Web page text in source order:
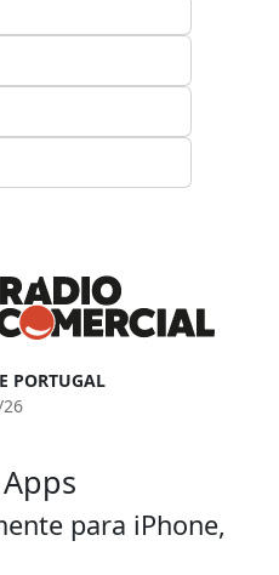
PORTUGAL
para iPhone,